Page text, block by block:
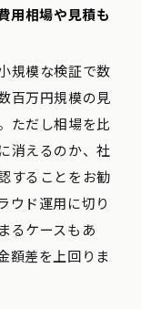
用相場や見積も
規模な検証で数
百万円規模の見
ただし相場を比
消えるのか、社
することをお勧
ウド運用に切り
るケースもあ
額差を上回りま